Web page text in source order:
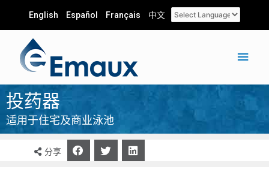
English Español Français 中文
投药器
适用于住宅及商业泳池
分享